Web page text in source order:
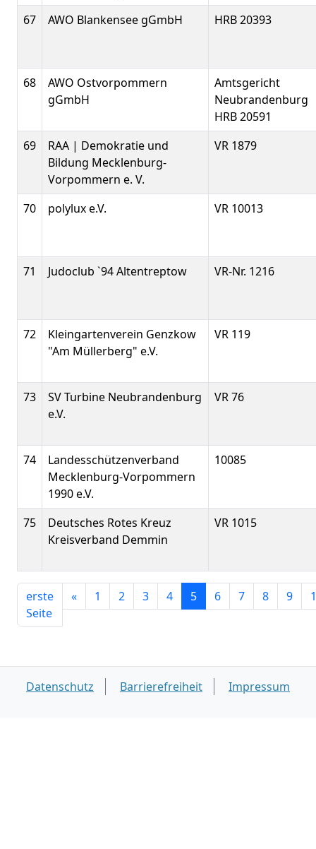
67 AWO Blankensee gGmbH HRB 20393
68
AWO Ostvorpommern
gGmbH
Amtsgericht
Neubrandenburg
HRB 20591
69
RAA | Demokratie und
Bildung Mecklenburg-
Vorpommern e. V.
VR 1879
70 polylux e.V. VR 10013
71 Judoclub `94 Altentreptow VR-Nr. 1216
72
Kleingartenverein Genzkow
"Am Müllerberg" e.V.
VR 119
73
SV Turbine Neubrandenburg
e.V.
VR 76
74
Landesschützenverband
Mecklenburg-Vorpommern
1990 e.V.
10085
75
Deutsches Rotes Kreuz
Kreisverband Demmin
VR 1015
erste
Seite
« 1 2 3 4 5 6 7 8 9
Datenschutz Barrierefreiheit Impressum